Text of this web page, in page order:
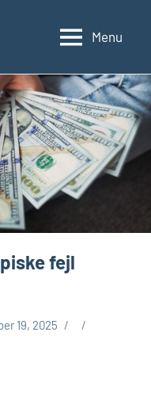
Menu
fejl
19, 2025